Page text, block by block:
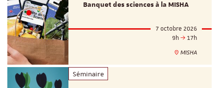
Banquet des sciences à la MISHA
7 octobre 2026
9h
17h
MISHA
Séminaire